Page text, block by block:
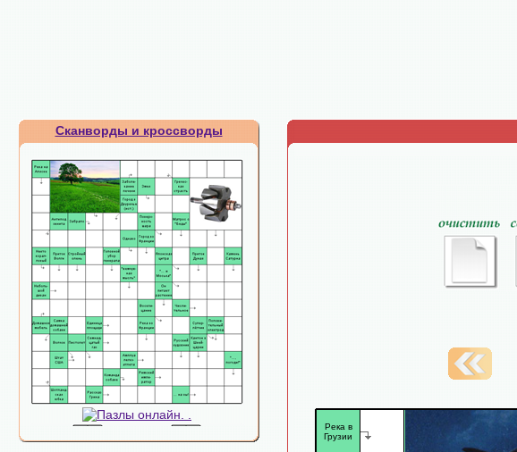
Сканворды и кроссворды
Река в
Грузии